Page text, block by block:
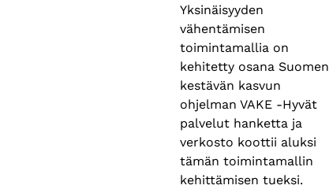
Yksinäisyyden
vähentämisen
toimintamallia on
kehitetty osana Suomen
kestävän kasvun
ohjelman VAKE -Hyvät
palvelut hanketta ja
verkosto koottii aluksi
tämän toimintamallin
kehittämisen tueksi.